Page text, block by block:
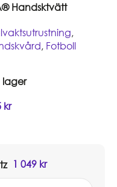
Handsktvätt
,
, Fotboll
lager
kr
1 049 kr